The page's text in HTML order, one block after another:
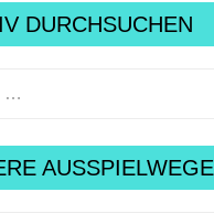
DURCHSUCHEN
AUSSPIELWEGE